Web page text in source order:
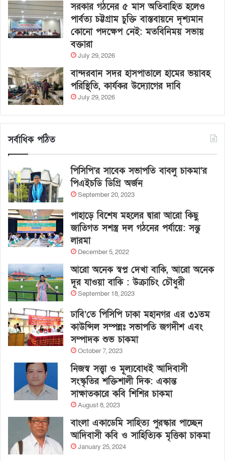
সরকার গঠনের ৫ মাস অতিবাহিত হলেও
পার্বত্য চট্টগ্রাম চুক্তি বাস্তবায়নে দৃশ্যমান
কোনো পদক্ষেপ নেই: মতবিনিময় সভায়
বক্তারা
July 29, 2026
বান্দরবান সদর হাসপাতালে হামের ভয়াবহ
পরিস্থিতি, কার্যকর উদ্যোগের দাবি
July 29, 2026
সর্বাধিক পঠিত
পিসিপি’র সাবেক সভাপতি বাবলু চাকমা’র
পিএইচডি ডিগ্রি অর্জন
September 20, 2023
পাহাড়ে বিশেষ মহলের দ্বারা আরো কিছু
জাতিগত সশস্ত্র দল গঠনের পর্যায়ে: সন্তু
লারমা
December 5, 2022
আরো অনেক স্বপ্ন দেখা বাকি, আরো অনেক
দূর যাওয়া বাকি : উক্রাচিং চৌধুরী
September 18, 2023
ঢাবি’তে পিসিপি ঢাকা মহানগর এর ৩১তম
কাউন্সিল সম্পন্নঃ সভাপতি জগদীশ এবং
সম্পাদক শুভ চাকমা
October 7, 2023
নিজস্ব সত্ত্বা ও মূল্যবোধই আদিবাসী
সংস্কৃতির শক্তিশালী দিক: একান্ত
সাক্ষাতকারে কবি শিশির চাকমা
August 8, 2023
বাংলা একাডেমি সাহিত্য পুরস্কার পাচ্ছেন
আদিবাসী কবি ও সাহিত্যিক মৃত্তিকা চাকমা
January 25, 2024